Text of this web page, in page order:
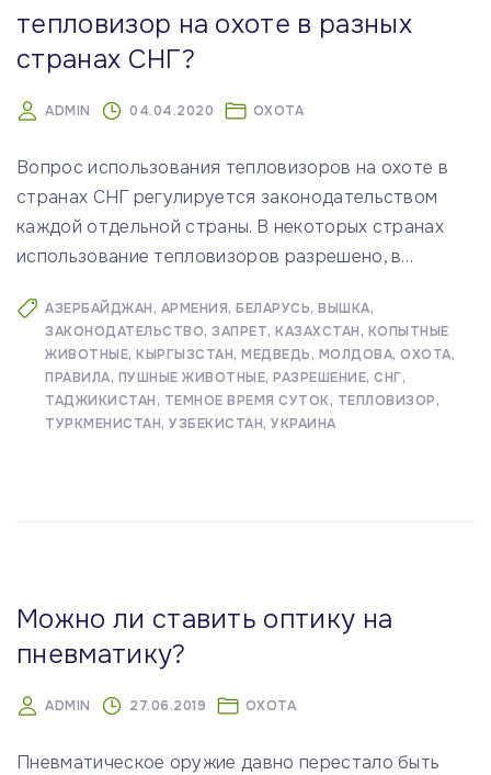
тепловизор на охоте в разных
странах СНГ?
ADMIN 04.04.2020 ОХОТА
Вопрос использования тепловизоров на охоте в
странах СНГ регулируется законодательством
каждой отдельной страны. В некоторых странах
использование тепловизоров разрешено, в…
АЗЕРБАЙДЖАН АРМЕНИЯ БЕЛАРУСЬ ВЫШКА
ЗАКОНОДАТЕЛЬСТВО ЗАПРЕТ КАЗАХСТАН КОПЫТНЫЕ
ЖИВОТНЫЕ КЫРГЫЗСТАН МЕДВЕДЬ МОЛДОВА ОХОТА
ПРАВИЛА ПУШНЫЕ ЖИВОТНЫЕ РАЗРЕШЕНИЕ СНГ
ТАДЖИКИСТАН
ТЕМНОЕ ВРЕМЯ СУТОК
ТЕПЛОВИЗОР
ТУРКМЕНИСТАН УЗБЕКИСТАН УКРАИНА
Можно ли ставить оптику на
пневматику?
ADMIN 27.06.2019 ОХОТА
Пневматическое оружие давно перестало быть